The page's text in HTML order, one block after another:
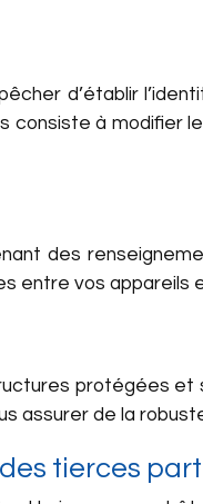
d’établir
consiste à
des
entre vos
protégées
assurer de la
tierces